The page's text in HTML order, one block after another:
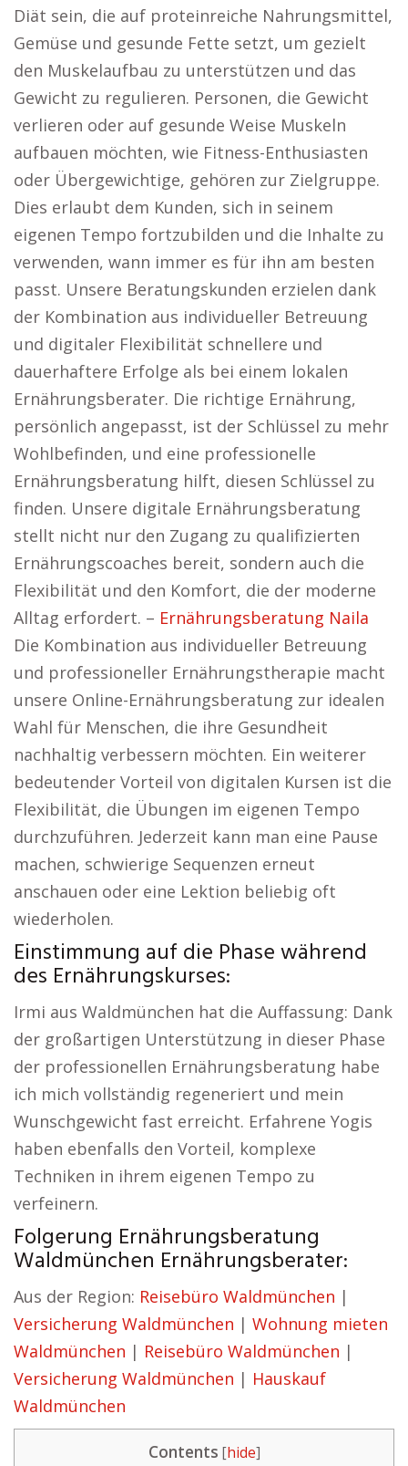
Diät sein, die auf proteinreiche Nahrungsmittel,
Gemüse und gesunde Fette setzt, um gezielt
den Muskelaufbau zu unterstützen und das
Gewicht zu regulieren. Personen, die Gewicht
verlieren oder auf gesunde Weise Muskeln
aufbauen möchten, wie Fitness-Enthusiasten
oder Übergewichtige, gehören zur Zielgruppe.
Dies erlaubt dem Kunden, sich in seinem
eigenen Tempo fortzubilden und die Inhalte zu
verwenden, wann immer es für ihn am besten
passt. Unsere Beratungskunden erzielen dank
der Kombination aus individueller Betreuung
und digitaler Flexibilität schnellere und
dauerhaftere Erfolge als bei einem lokalen
Ernährungsberater. Die richtige Ernährung,
persönlich angepasst, ist der Schlüssel zu mehr
Wohlbefinden, und eine professionelle
Ernährungsberatung hilft, diesen Schlüssel zu
finden. Unsere digitale Ernährungsberatung
stellt nicht nur den Zugang zu qualifizierten
Ernährungscoaches bereit, sondern auch die
Flexibilität und den Komfort, die der moderne
Alltag erfordert. – Ernährungsberatung Naila
Die Kombination aus individueller Betreuung
und professioneller Ernährungstherapie macht
unsere Online-Ernährungsberatung zur idealen
Wahl für Menschen, die ihre Gesundheit
nachhaltig verbessern möchten. Ein weiterer
bedeutender Vorteil von digitalen Kursen ist die
Flexibilität, die Übungen im eigenen Tempo
durchzuführen. Jederzeit kann man eine Pause
machen, schwierige Sequenzen erneut
anschauen oder eine Lektion beliebig oft
wiederholen.
Einstimmung auf die Phase während
des Ernährungskurses:
Irmi aus Waldmünchen hat die Auffassung: Dank
der großartigen Unterstützung in dieser Phase
der professionellen Ernährungsberatung habe
ich mich vollständig regeneriert und mein
Wunschgewicht fast erreicht. Erfahrene Yogis
haben ebenfalls den Vorteil, komplexe
Techniken in ihrem eigenen Tempo zu
verfeinern.
Folgerung Ernährungsberatung
Waldmünchen Ernährungsberater:
Aus der Region: Reisebüro Waldmünchen |
Versicherung Waldmünchen | Wohnung mieten
Waldmünchen | Reisebüro Waldmünchen |
Versicherung Waldmünchen | Hauskauf
Waldmünchen
Contents [hide]